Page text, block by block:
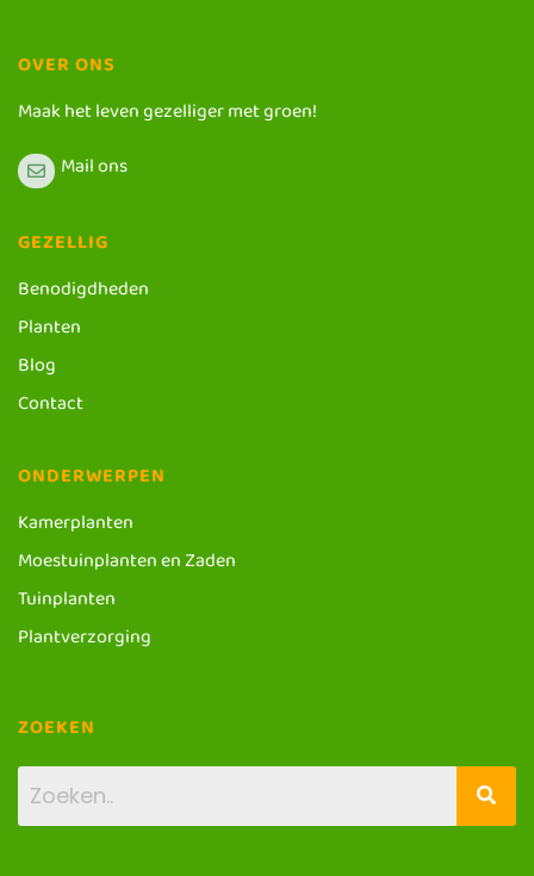
OVER ONS
Maak het leven gezelliger met groen!
Mail ons
GEZELLIG
Benodigdheden
Planten
Blog
Contact
ONDERWERPEN
Kamerplanten
Moestuinplanten en Zaden
Tuinplanten
Plantverzorging
ZOEKEN